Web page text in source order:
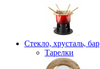
Стекло, хрусталь, бар
Тарелки